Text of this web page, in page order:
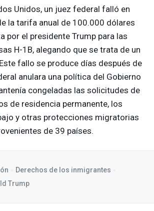
Unidos, un juez federal falló en
la tarifa anual de 100.000 dólares
por el presidente Trump para las
H-1B, alegando que se trata de un
fallo se produce días después de
anulara una política del Gobierno
congeladas las solicitudes de
de residencia permanente, los
y otras protecciones migratorias
de 39 países.
Derechos de los inmigrantes
Trump